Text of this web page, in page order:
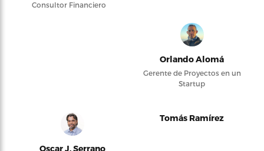
Consultor Financiero
Orlando Alomá
Gerente de Proyectos en un
Startup
Oscar J. Serrano
Tomás Ramírez